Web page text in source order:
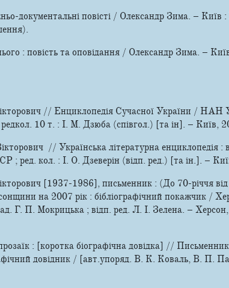
документальні повісті / Олександр Зима. –
: повість та оповідання / Олександр Зима. –
// Енциклопедія Сучасної України / НАН
10 т. : І. М. Дзюба (співгол.) [та ін]. – Київ,
// Українська літературна енциклопедія :
ред. кол. : І. О. Дзеверін (відп. ред.) [та ін.]. –
[1937-1986], письменник : (До 70-річчя
на 2007 рік : бібліографічний покажчик /
Г. П. Мокрицька ; відп. ред. Л. І. Зелена. –
: [коротка біографічна довідка] //
довідник / [авт.­упоряд. В. К. Коваль, В. П.